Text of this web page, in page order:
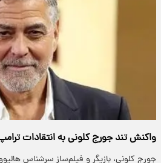
واکنش تند جورج کلونی به انتقادات
جورج کلونی، بازیگر و فیلم‌ساز سرشناس